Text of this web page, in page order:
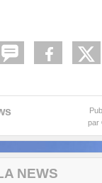
par
NEWS